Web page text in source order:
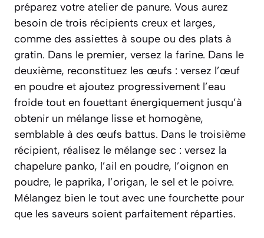
préparez votre atelier de panure. Vous aurez
besoin de trois récipients creux et larges,
comme des assiettes à soupe ou des plats à
gratin. Dans le premier, versez la farine. Dans le
deuxième, reconstituez les œufs : versez l’œuf
en poudre et ajoutez progressivement l’eau
froide tout en fouettant énergiquement jusqu’à
obtenir un mélange lisse et homogène,
semblable à des œufs battus. Dans le troisième
récipient, réalisez le mélange sec : versez la
chapelure panko, l’ail en poudre, l’oignon en
poudre, le paprika, l’origan, le sel et le poivre.
Mélangez bien le tout avec une fourchette pour
que les saveurs soient parfaitement réparties.